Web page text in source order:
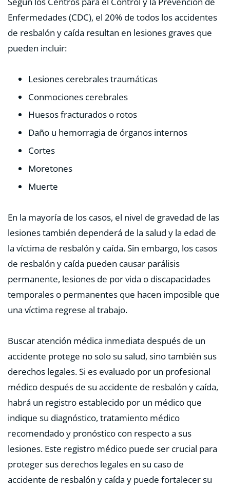
Enfermedades (CDC), el 20% de todos los accidentes
de resbalón y caída resultan en lesiones graves que
pueden incluir:
Lesiones cerebrales traumáticas
Conmociones cerebrales
Huesos fracturados o rotos
Daño u hemorragia de órganos internos
Cortes
Moretones
Muerte
En la mayoría de los casos, el nivel de gravedad de las
lesiones también dependerá de la salud y la edad de
la víctima de resbalón y caída. Sin embargo, los casos
de resbalón y caída pueden causar parálisis
permanente, lesiones de por vida o discapacidades
temporales o permanentes que hacen imposible que
una víctima regrese al trabajo.
Buscar atención médica inmediata después de un
accidente protege no solo su salud, sino también sus
derechos legales. Si es evaluado por un profesional
médico después de su accidente de resbalón y caída,
habrá un registro establecido por un médico que
indique su diagnóstico, tratamiento médico
recomendado y pronóstico con respecto a sus
lesiones. Este registro médico puede ser crucial para
proteger sus derechos legales en su caso de
accidente de resbalón y caída y puede fortalecer su